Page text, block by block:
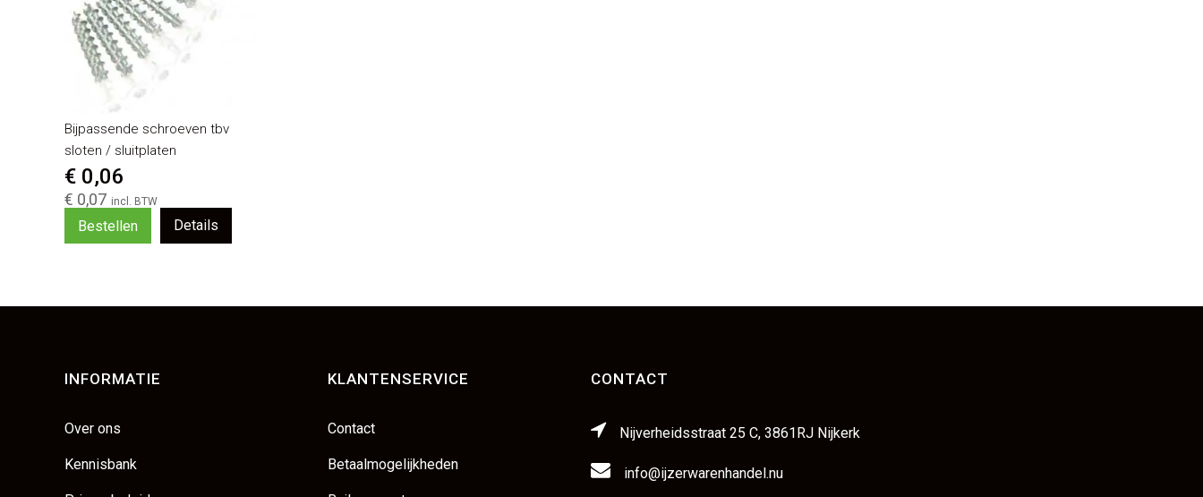
Bijpassende schroeven tbv
sloten / sluitplaten
€ 0,07
€ 0,06
Bestellen Details
INFORMATIE
Over ons
Kennisbank
KLANTENSERVICE
Contact
Betaalmogelijkheden
CONTACT
Nijverheidsstraat 25 C, 3861RJ Nijkerk
info@ijzerwarenhandel.nu